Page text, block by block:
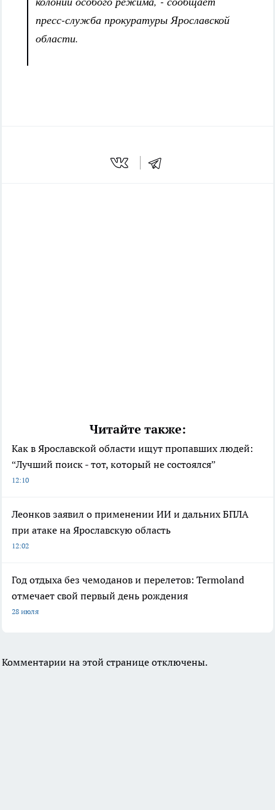
пресс-служба прокуратуры Ярославской
области.
Читайте также:
Как в Ярославской области ищут пропавших людей:
“Лучший поиск - тот, который не состоялся”
12:10
Леонков заявил о применении ИИ и дальних БПЛА
при атаке на Ярославскую область
12:02
Год отдыха без чемоданов и перелетов: Termoland
отмечает свой первый день рождения
28 июля
Комментарии на этой странице отключены.